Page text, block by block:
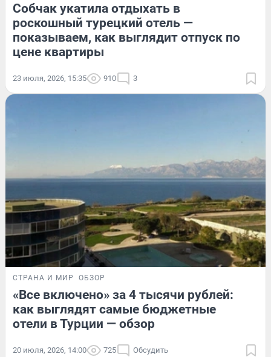
Собчак укатила отдыхать в
роскошный турецкий отель —
показываем, как выглядит отпуск по
цене квартиры
23 июля, 2026, 15:35 910 3
СТРАНА И МИР ОБЗОР
«Все включено» за 4 тысячи рублей:
как выглядят самые бюджетные
отели в Турции — обзор
20 июля, 2026, 14:00 725 Обсудить